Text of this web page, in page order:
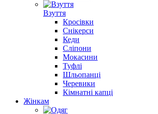
Взуття
Кросівки
Снікерси
Кеди
Сліпони
Мокасини
Туфлі
Шльопанці
Черевики
Кімнатні капці
Жінкам